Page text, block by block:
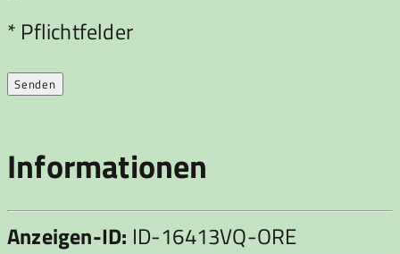
Bitte lasse dieses Feld leer.
* Pflichtfelder
Informationen
Anzeigen-ID: ID-16413VQ-ORE